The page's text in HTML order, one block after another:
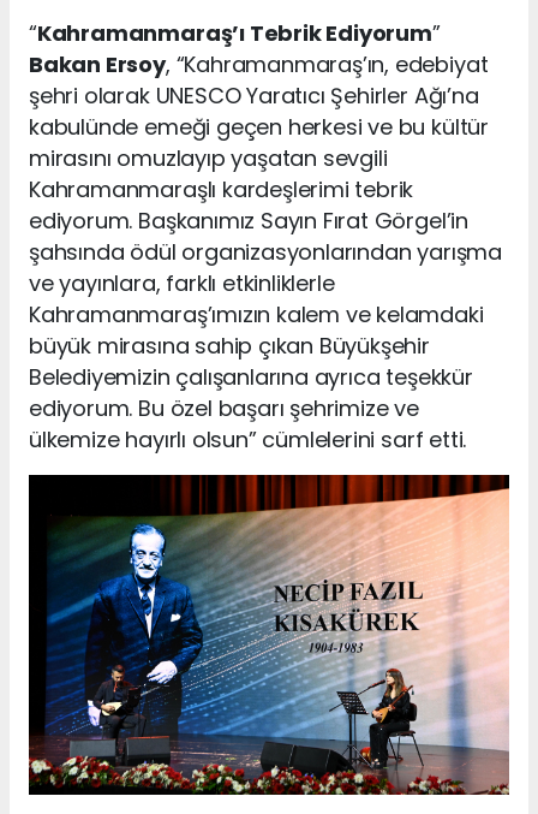
“Kahramanmaraş’ı Tebrik Ediyorum”
Bakan Ersoy, “Kahramanmaraş’ın, edebiyat
şehri olarak UNESCO Yaratıcı Şehirler Ağı’na
kabulünde emeği geçen herkesi ve bu kültür
mirasını omuzlayıp yaşatan sevgili
Kahramanmaraşlı kardeşlerimi tebrik
ediyorum. Başkanımız Sayın Fırat Görgel’in
şahsında ödül organizasyonlarından yarışma
ve yayınlara, farklı etkinliklerle
Kahramanmaraş’ımızın kalem ve kelamdaki
büyük mirasına sahip çıkan Büyükşehir
Belediyemizin çalışanlarına ayrıca teşekkür
ediyorum. Bu özel başarı şehrimize ve
ülkemize hayırlı olsun” cümlelerini sarf etti.